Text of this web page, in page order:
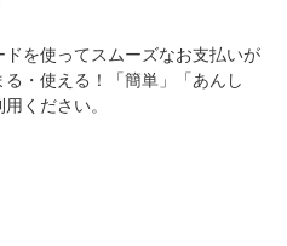
を使ってスムーズなお支払いが
・使える！「簡単」「あんし
ください。